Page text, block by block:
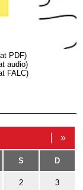
PDF)
audio)
FALC)
»
S D
2 3